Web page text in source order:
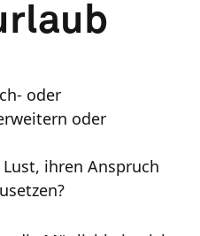
oder
oder
ihren Anspruch